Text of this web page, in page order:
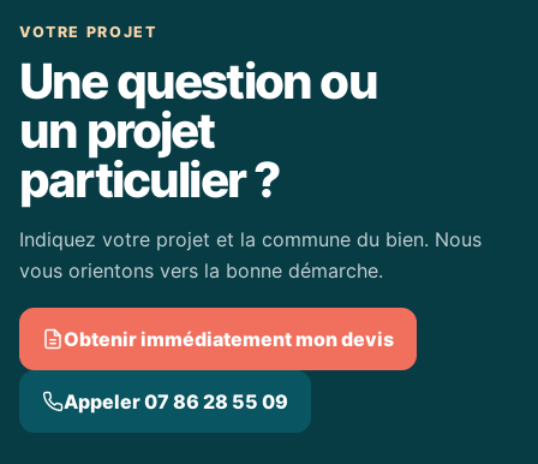
VOTRE PROJET
Une question ou
un projet
particulier ?
Indiquez votre projet et la commune du bien. Nous
vous orientons vers la bonne démarche.
Obtenir immédiatement mon devis
Appeler 07 86 28 55 09